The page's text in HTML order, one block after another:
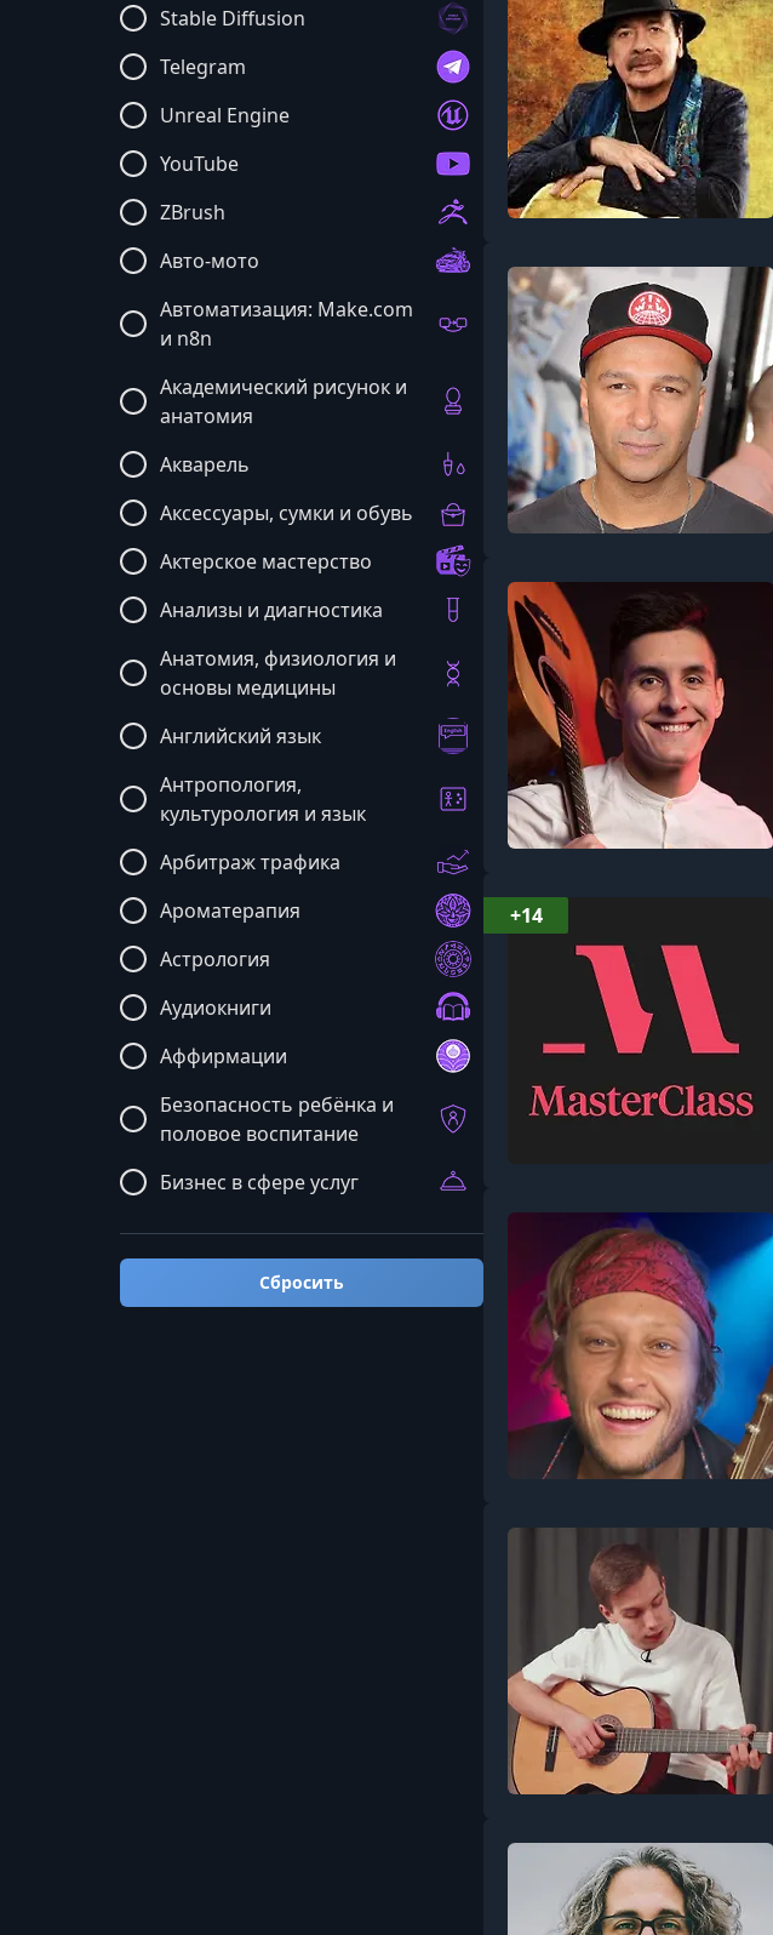
Stable Diffusion
Telegram
Unreal Engine
YouTube
ZBrush
Авто-мото
Автоматизация: Make.com
и n8n
Академический рисунок и
анатомия
Акварель
Аксессуары, сумки и обувь
Актерское мастерство
Анализы и диагностика
Анатомия, физиология и
основы медицины
Английский язык
Антропология,
культурология и язык
Арбитраж трафика
Ароматерапия
Астрология
Аудиокниги
Аффирмации
Безопасность ребёнка и
половое воспитание
Бизнес в сфере услуг
Бизнес: мастермайнды и
общие курсы
Блюда и рецепты
Сбросить
+14